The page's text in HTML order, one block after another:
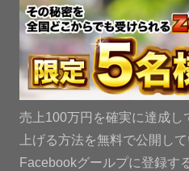
売上100万円を確実に達成し
上げる方法を無料で公開し
Facebookグールプに登録す